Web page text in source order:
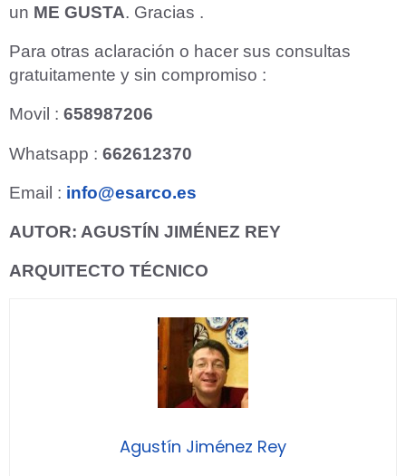
un ME GUSTA. Gracias .
Para otras aclaración o hacer sus consultas
gratuitamente y sin compromiso :
Movil : 658987206
Whatsapp : 662612370
Email : info@esarco.es
AUTOR: AGUSTÍN JIMÉNEZ REY
ARQUITECTO TÉCNICO
Agustín Jiménez Rey